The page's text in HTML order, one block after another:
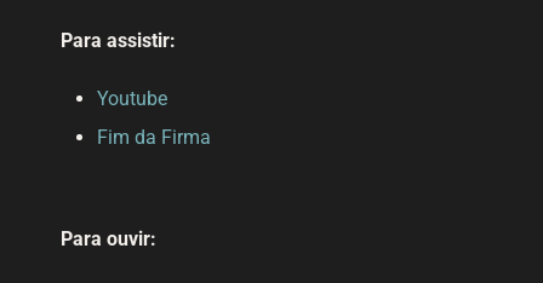
Para assistir:
Youtube
Fim da Firma
Para ouvir: